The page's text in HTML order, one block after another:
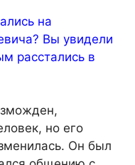
на
Вы увидели
расстались в
но его
Он был